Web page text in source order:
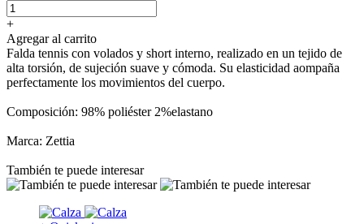
+
Agregar al carrito
Falda tennis con volados y short interno, realizado en un tejido de
alta torsión, de sujeción suave y cómoda. Su elasticidad aompaña
perfectamente los movimientos del cuerpo.
Composición: 98% poliéster 2%elastano
Marca: Zettia
También te puede interesar